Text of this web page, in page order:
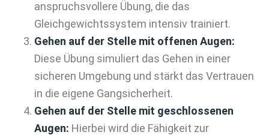
anspruchsvollere Übung, die das
Gleichgewichtssystem intensiv trainiert.
Gehen auf der Stelle mit offenen Augen:
Diese Übung simuliert das Gehen in einer
sicheren Umgebung und stärkt das Vertrauen
in die eigene Gangsicherheit.
Gehen auf der Stelle mit geschlossenen
Augen: Hierbei wird die Fähigkeit zur